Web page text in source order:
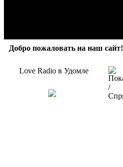
Добро пожаловать на наш сайт!
Love Radio в Удомле